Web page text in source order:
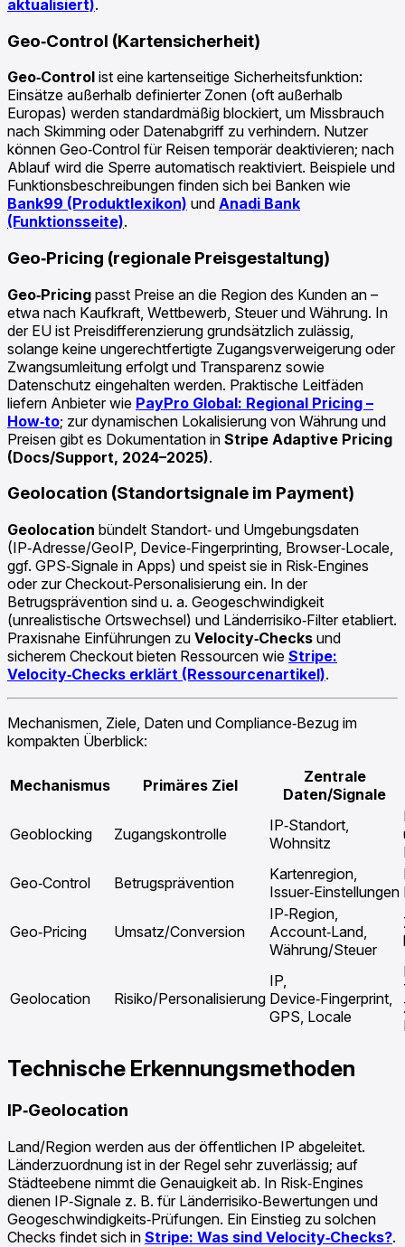
aktualisiert).
Geo‑Control (Kartensicherheit)
Geo‑Control ist eine kartenseitige Sicherheitsfunktion:
Einsätze außerhalb definierter Zonen (oft außerhalb
Europas) werden standardmäßig blockiert, um Missbrauch
nach Skimming oder Datenabgriff zu verhindern. Nutzer
können Geo‑Control für Reisen temporär deaktivieren; nach
Ablauf wird die Sperre automatisch reaktiviert. Beispiele und
Funktionsbeschreibungen finden sich bei Banken wie
Bank99 (Produktlexikon) und Anadi Bank
(Funktionsseite).
Geo‑Pricing (regionale Preisgestaltung)
Geo‑Pricing passt Preise an die Region des Kunden an –
etwa nach Kaufkraft, Wettbewerb, Steuer und Währung. In
der EU ist Preisdifferenzierung grundsätzlich zulässig,
solange keine ungerechtfertigte Zugangsverweigerung oder
Zwangsumleitung erfolgt und Transparenz sowie
Datenschutz eingehalten werden. Praktische Leitfäden
liefern Anbieter wie PayPro Global: Regional Pricing –
How‑to; zur dynamischen Lokalisierung von Währung und
Preisen gibt es Dokumentation in Stripe Adaptive Pricing
(Docs/Support, 2024–2025).
Geolocation (Standortsignale im Payment)
Geolocation bündelt Standort‑ und Umgebungsdaten
(IP‑Adresse/GeoIP, Device‑Fingerprinting, Browser‑Locale,
ggf. GPS‑Signale in Apps) und speist sie in Risk‑Engines
oder zur Checkout‑Personalisierung ein. In der
Betrugsprävention sind u. a. Geogeschwindigkeit
(unrealistische Ortswechsel) und Länderrisiko‑Filter etabliert.
Praxisnahe Einführungen zu Velocity‑Checks und
sicherem Checkout bieten Ressourcen wie Stripe:
Velocity‑Checks erklärt (Ressourcenartikel).
Mechanismen, Ziele, Daten und Compliance‑Bezug im
kompakten Überblick:
Mechanismus Primäres Ziel
Zentrale
Daten/Signale
Geoblocking Zugangskontrolle
IP‑Standort,
Wohnsitz
Geo‑Control
Betrugsprävention
Kartenregion,
Issuer‑Einstellungen
Geo‑Pricing Umsatz/Conversion
IP‑Region,
Account‑Land,
Währung/Steuer
Geolocation Risiko/Personalisierung
IP,
Device‑Fingerprint,
GPS, Locale
Technische Erkennungsmethoden
IP‑Geolocation
Land/Region werden aus der öffentlichen IP abgeleitet.
Länderzuordnung ist in der Regel sehr zuverlässig; auf
Städteebene nimmt die Genauigkeit ab. In Risk‑Engines
dienen IP‑Signale z. B. für Länderrisiko‑Bewertungen und
Geogeschwindigkeits‑Prüfungen. Ein Einstieg zu solchen
Checks findet sich in Stripe: Was sind Velocity‑Checks?.